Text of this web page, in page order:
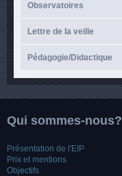
Observatoires
Lettre de la veille
Pédagogie/Didactique
Qui sommes-nous?
Présentation de l'EIP
Prix et mentions
Objectifs